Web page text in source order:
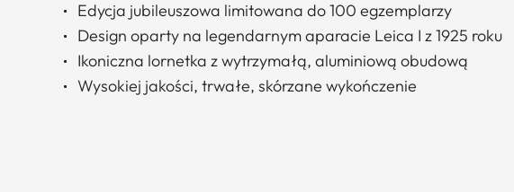
Edycja jubileuszowa limitowana do 100 egzemplarzy
Design oparty na legendarnym aparacie Leica I z 1925 roku
Ikoniczna lornetka z wytrzymałą, aluminiową obudową
Wysokiej jakości, trwałe, skórzane wykończenie